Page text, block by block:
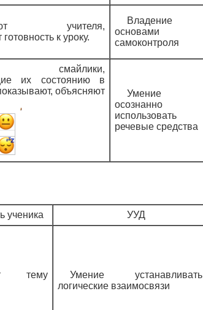
учителя,
к уроку.
Владение
основами
самоконтроля
смайлики,
их состоянию в
объясняют
Умение
осознанно
использовать
речевые средства
ученика УУД
тему
Умение устанавливать
логические взаимосвязи